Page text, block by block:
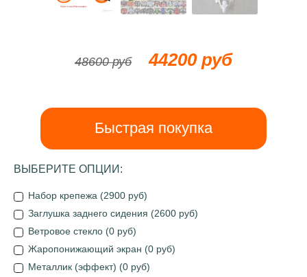
48600 руб 44200 руб
Быстрая покупка
ВЫБЕРИТЕ ОПЦИИ:
Набор крепежа (2900 руб)
Заглушка заднего сидения (2600 руб)
Ветровое стекло (0 руб)
Жаропонижающий экран (0 руб)
Металлик (эффект) (0 руб)